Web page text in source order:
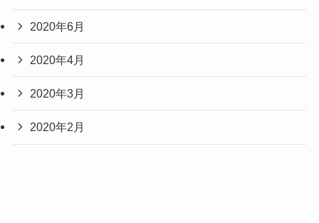
2020年6月
2020年4月
2020年3月
2020年2月